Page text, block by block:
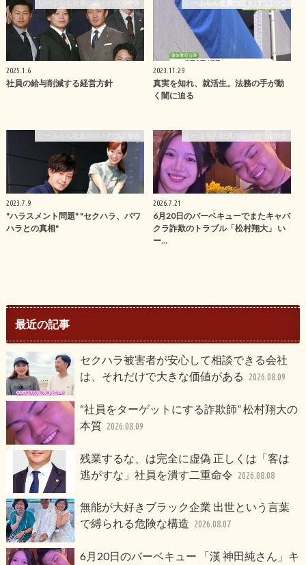
いーふらん社員の日々のつぶやき
2025.1.6
社員の給与削減する経営方針
いーふらん社員の日々のつぶやき
2023.11.29
真実を知れ、就活生。法務の手が動
く闇に迫る
いーふらん社員の日々のつぶやき
2023.7.9
"ハラスメント問題" "セクハラ、パワ
ハラとの真相"
いーふらん社員の日々のつぶやき
2026.7.21
6月20日のバーベキューでまたキャバ
クラ詐欺のトラブル「松村翔大」 い
ー…
最近の記事
セクハラ被害者が安心して相談できる会社
は、それだけで大きな価値がある
2026.08.09
“社員をターゲットにする詐欺師” 松村翔大の
本質 2026.08.09
残業するな、は完全に虚偽 正しくは「客は
逃がすな」社員を潰す二重命令 2026.08.08
無能が大好きブラック企業 出世という言葉
で縛られる危険な構造 2026.08.07
6月20日のバーベキュー 「漢 神田純さん」キ